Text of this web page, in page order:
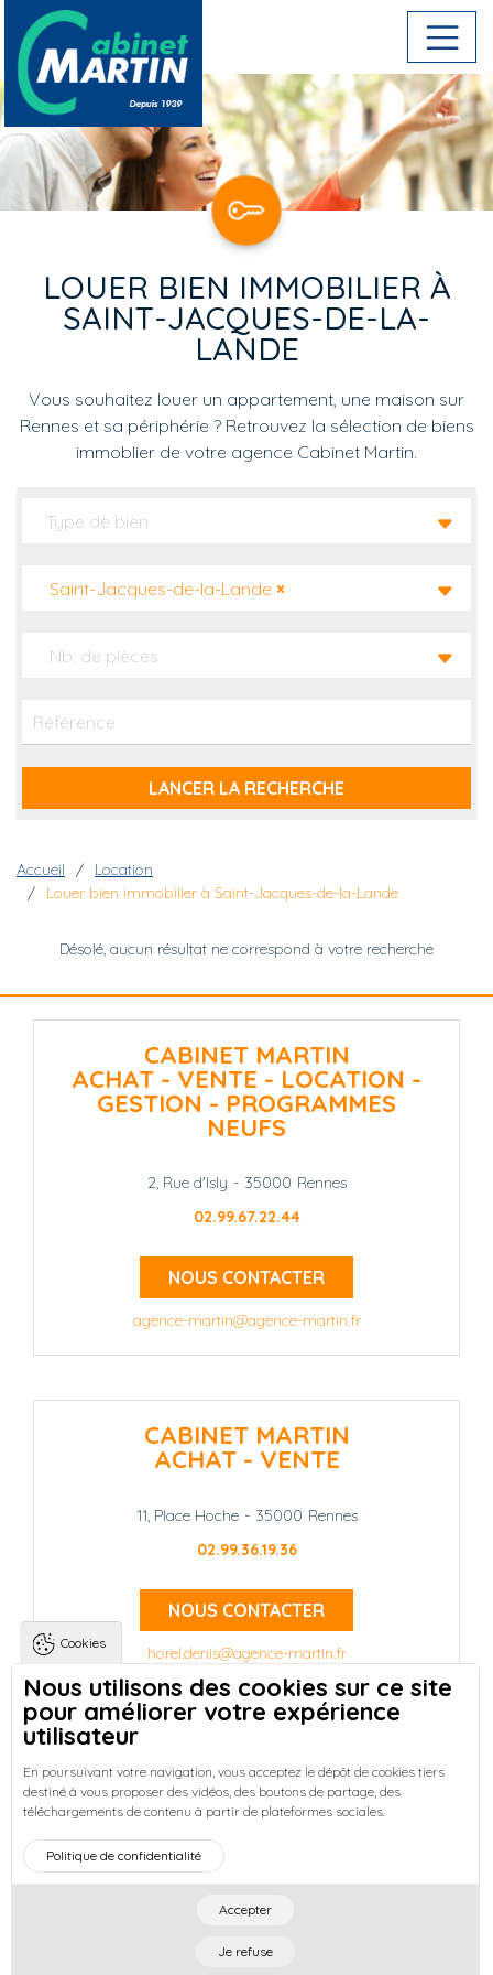
Aller au contenu principal
LOUER BIEN IMMOBILIER À
SAINT-JACQUES-DE-LA-
LANDE
Vous souhaitez louer un appartement, une maison sur
Rennes et sa périphérie ? Retrouvez la sélection de biens
immoblier de votre agence Cabinet Martin.
×
Saint-Jacques-de-la-Lande
Nb. de pièces
Fil d'Ariane
Accueil
Location
Louer bien immobilier à Saint-Jacques-de-la-Lande
Désolé, aucun résultat ne correspond à votre recherche
CABINET MARTIN
ACHAT - VENTE - LOCATION -
GESTION - PROGRAMMES
NEUFS
2, Rue d'Isly - 35000 Rennes
02.99.67.22.44
NOUS CONTACTER
agence-martin@agence-martin.fr
CABINET MARTIN
ACHAT - VENTE
11, Place Hoche - 35000 Rennes
02.99.36.19.36
NOUS CONTACTER
horel.denis@agence-martin.fr
Landing pagesQui sommes-nous ?
-
Réussir votre achat immobilier à Rennes
-
Découvrez nos programmes neufs à Rennes
Entreprises : Bureaux & Commerces
Footer : Menu
Accueil Honoraires
Plan du site
Actualités
Cookies
Nous utilisons des cookies sur ce site
pour améliorer votre expérience
utilisateur
En poursuivant votre navigation, vous acceptez le dépôt de cookies tiers
destiné à vous proposer des vidéos, des boutons de partage, des
téléchargements de contenu à partir de plateformes sociales.
Politique de confidentialité
Accepter
Je refuse